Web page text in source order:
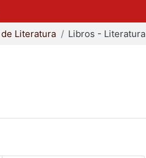
Literatura Libros - Literatura